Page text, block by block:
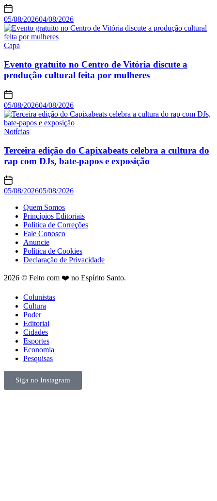
05/08/202604/08/2026
Capa
Evento gratuito no Centro de Vitória discute a
produção cultural feita por mulheres
05/08/202604/08/2026
Notícias
Terceira edição do Capixabeats celebra a cultura do
rap com DJs, bate-papos e exposição
05/08/202605/08/2026
Quem Somos
Princípios Editoriais
Política de Correções
Fale Conosco
Anuncie
Política de Cookies
Declaração de Privacidade
2026 © Feito com ❤️ no Espírito Santo.
Colunistas
Cultura
Poder
Editorial
Cidades
Esportes
Economia
Pesquisas
Siga no Instagram